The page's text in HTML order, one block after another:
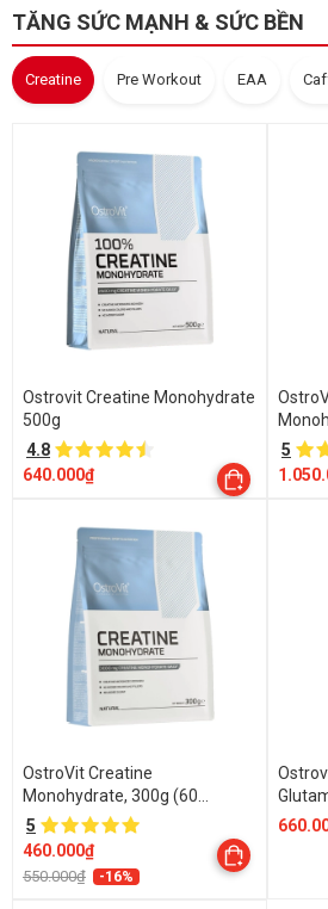
TĂNG SỨC MẠNH & SỨC BỀN
Creatine Pre Workout EAA
Ostrovit Creatine Monohydrate
500g
4.8
640.000₫
5
OstroVit Creatine
Monohydrate, 300g (60
Servings)
5
460.000₫
550.000₫ -16%
- 30